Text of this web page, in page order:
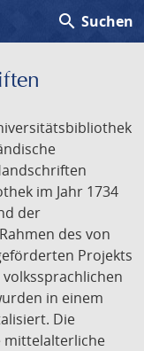
search Suchen
im Jahr 1734
der
des von
Projekts
in einem
Die
mittelalterliche